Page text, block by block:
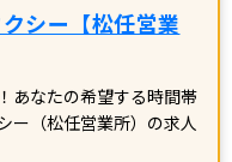
シー【松任営業
あなたの希望する時間帯
ー（松任営業所）の求人